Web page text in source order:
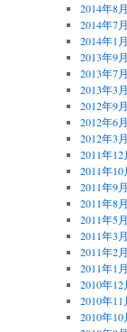
2014年8月
2014年7月
2014年1月
2013年9月
2013年7月
2013年3月
2012年9月
2012年6月
2012年3月
2011年12
2011年10
2011年9月
2011年8月
2011年5月
2011年3月
2011年2月
2011年1月
2010年12
2010年11
2010年10